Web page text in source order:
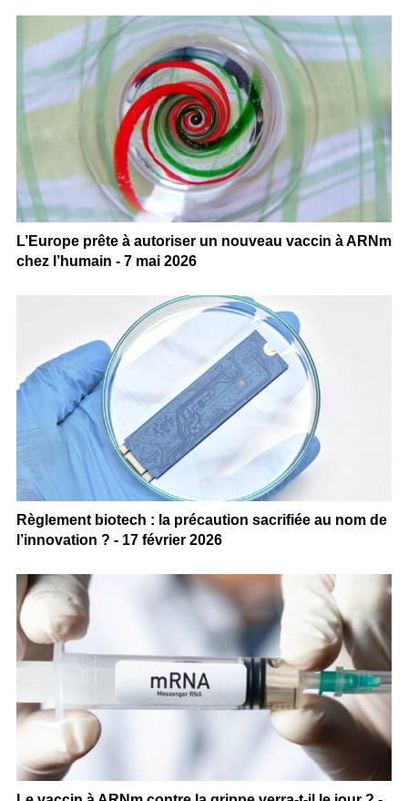
L’Europe prête à autoriser un nouveau vaccin à ARNm
chez l’humain - 7 mai 2026
Règlement biotech : la précaution sacrifiée au nom de
l’innovation ? - 17 février 2026